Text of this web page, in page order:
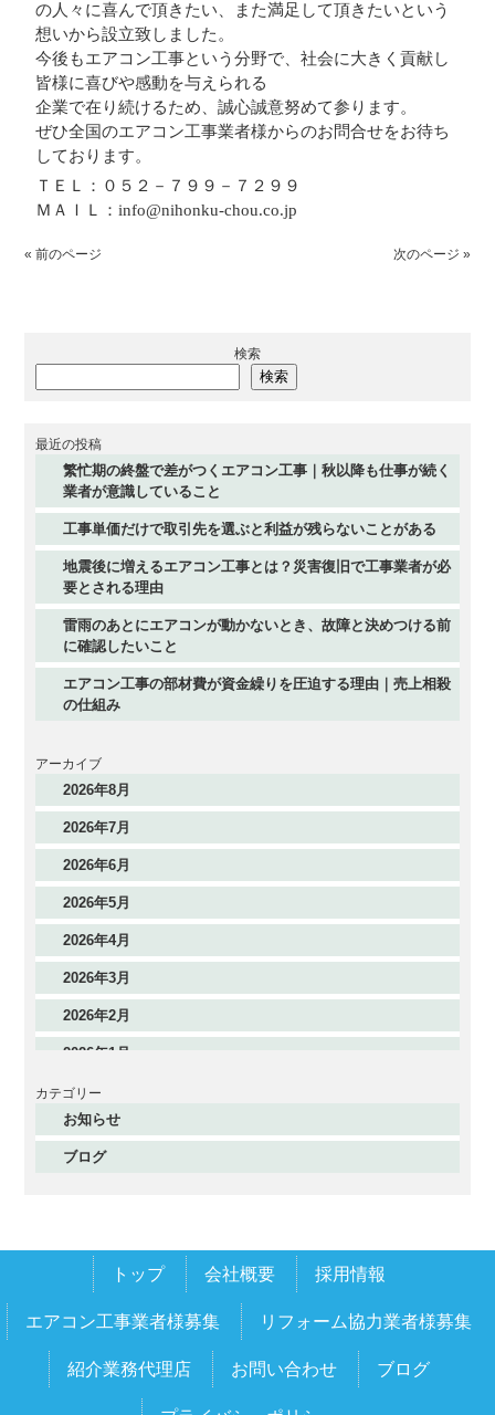
の人々に喜んで頂きたい、また満足して頂きたいという
想いから設立致しました。
今後もエアコン工事という分野で、社会に大きく貢献し
皆様に喜びや感動を与えられる
企業で在り続けるため、誠心誠意努めて参ります。
ぜひ全国のエアコン工事業者様からのお問合せをお待ち
しております。
ＴＥＬ：０５２－７９９－７２９９
ＭＡＩＬ：info@nihonku-chou.co.jp
« 前のページ 次のページ »
検索
検索
最近の投稿
繁忙期の終盤で差がつくエアコン工事｜秋以降も仕事が続く
業者が意識していること
工事単価だけで取引先を選ぶと利益が残らないことがある
地震後に増えるエアコン工事とは？災害復旧で工事業者が必
要とされる理由
雷雨のあとにエアコンが動かないとき、故障と決めつける前
に確認したいこと
エアコン工事の部材費が資金繰りを圧迫する理由｜売上相殺
の仕組み
アーカイブ
2026年8月
2026年7月
2026年6月
2026年5月
2026年4月
2026年3月
2026年2月
2026年1月
2025年12月
2025年11月
2025年10月
2025年7月
2025年6月
カテゴリー
お知らせ
ブログ
トップ 会社概要 採用情報
エアコン工事業者様募集 リフォーム協力業者様募集
紹介業務代理店 お問い合わせ ブログ